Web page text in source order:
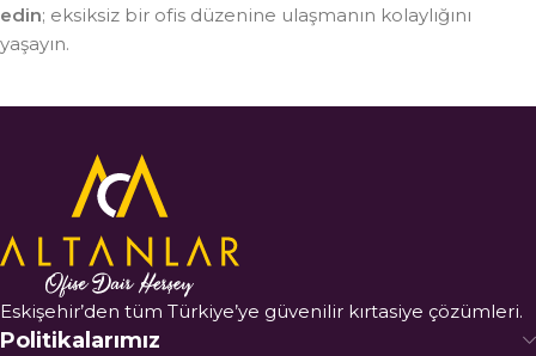
edin; eksiksiz bir ofis düzenine ulaşmanın kolaylığını
yaşayın.
Eskişehir’den tüm Türkiye’ye güvenilir kırtasiye çözümleri.
Politikalarımız